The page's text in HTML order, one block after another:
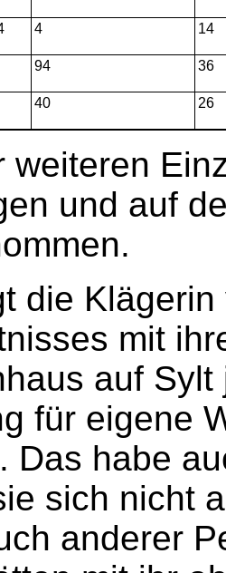
4 14
94 36
40 26
weiteren
und auf
die
mit
auf
für eigene
Das habe
sich nicht
anderer